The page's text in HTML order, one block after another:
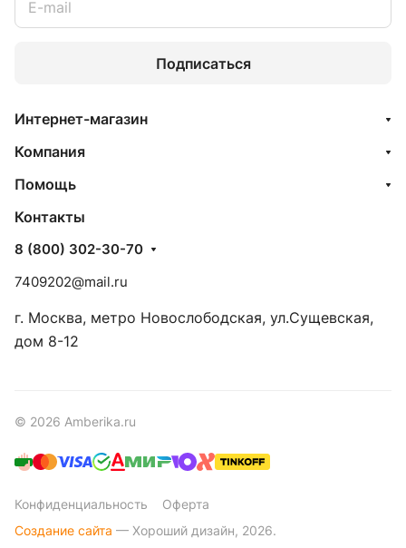
Подписаться
Интернет-магазин
Компания
Помощь
Контакты
8 (800) 302-30-70
7409202@mail.ru
г. Москва, метро Новослободская, ул.Сущевская,
дом 8-12
© 2026 Amberika.ru
Конфиденциальность
Оферта
Создание сайта — Хороший дизайн, 2026.